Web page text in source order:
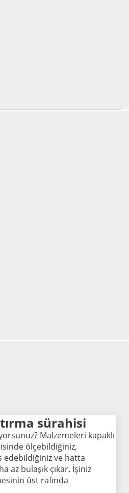
sürahisi
Malzemeleri kapaklı
ölçebildiğiniz,
edebildiğiniz ve hatta
az bulaşık çıkar. İşiniz
üst rafında